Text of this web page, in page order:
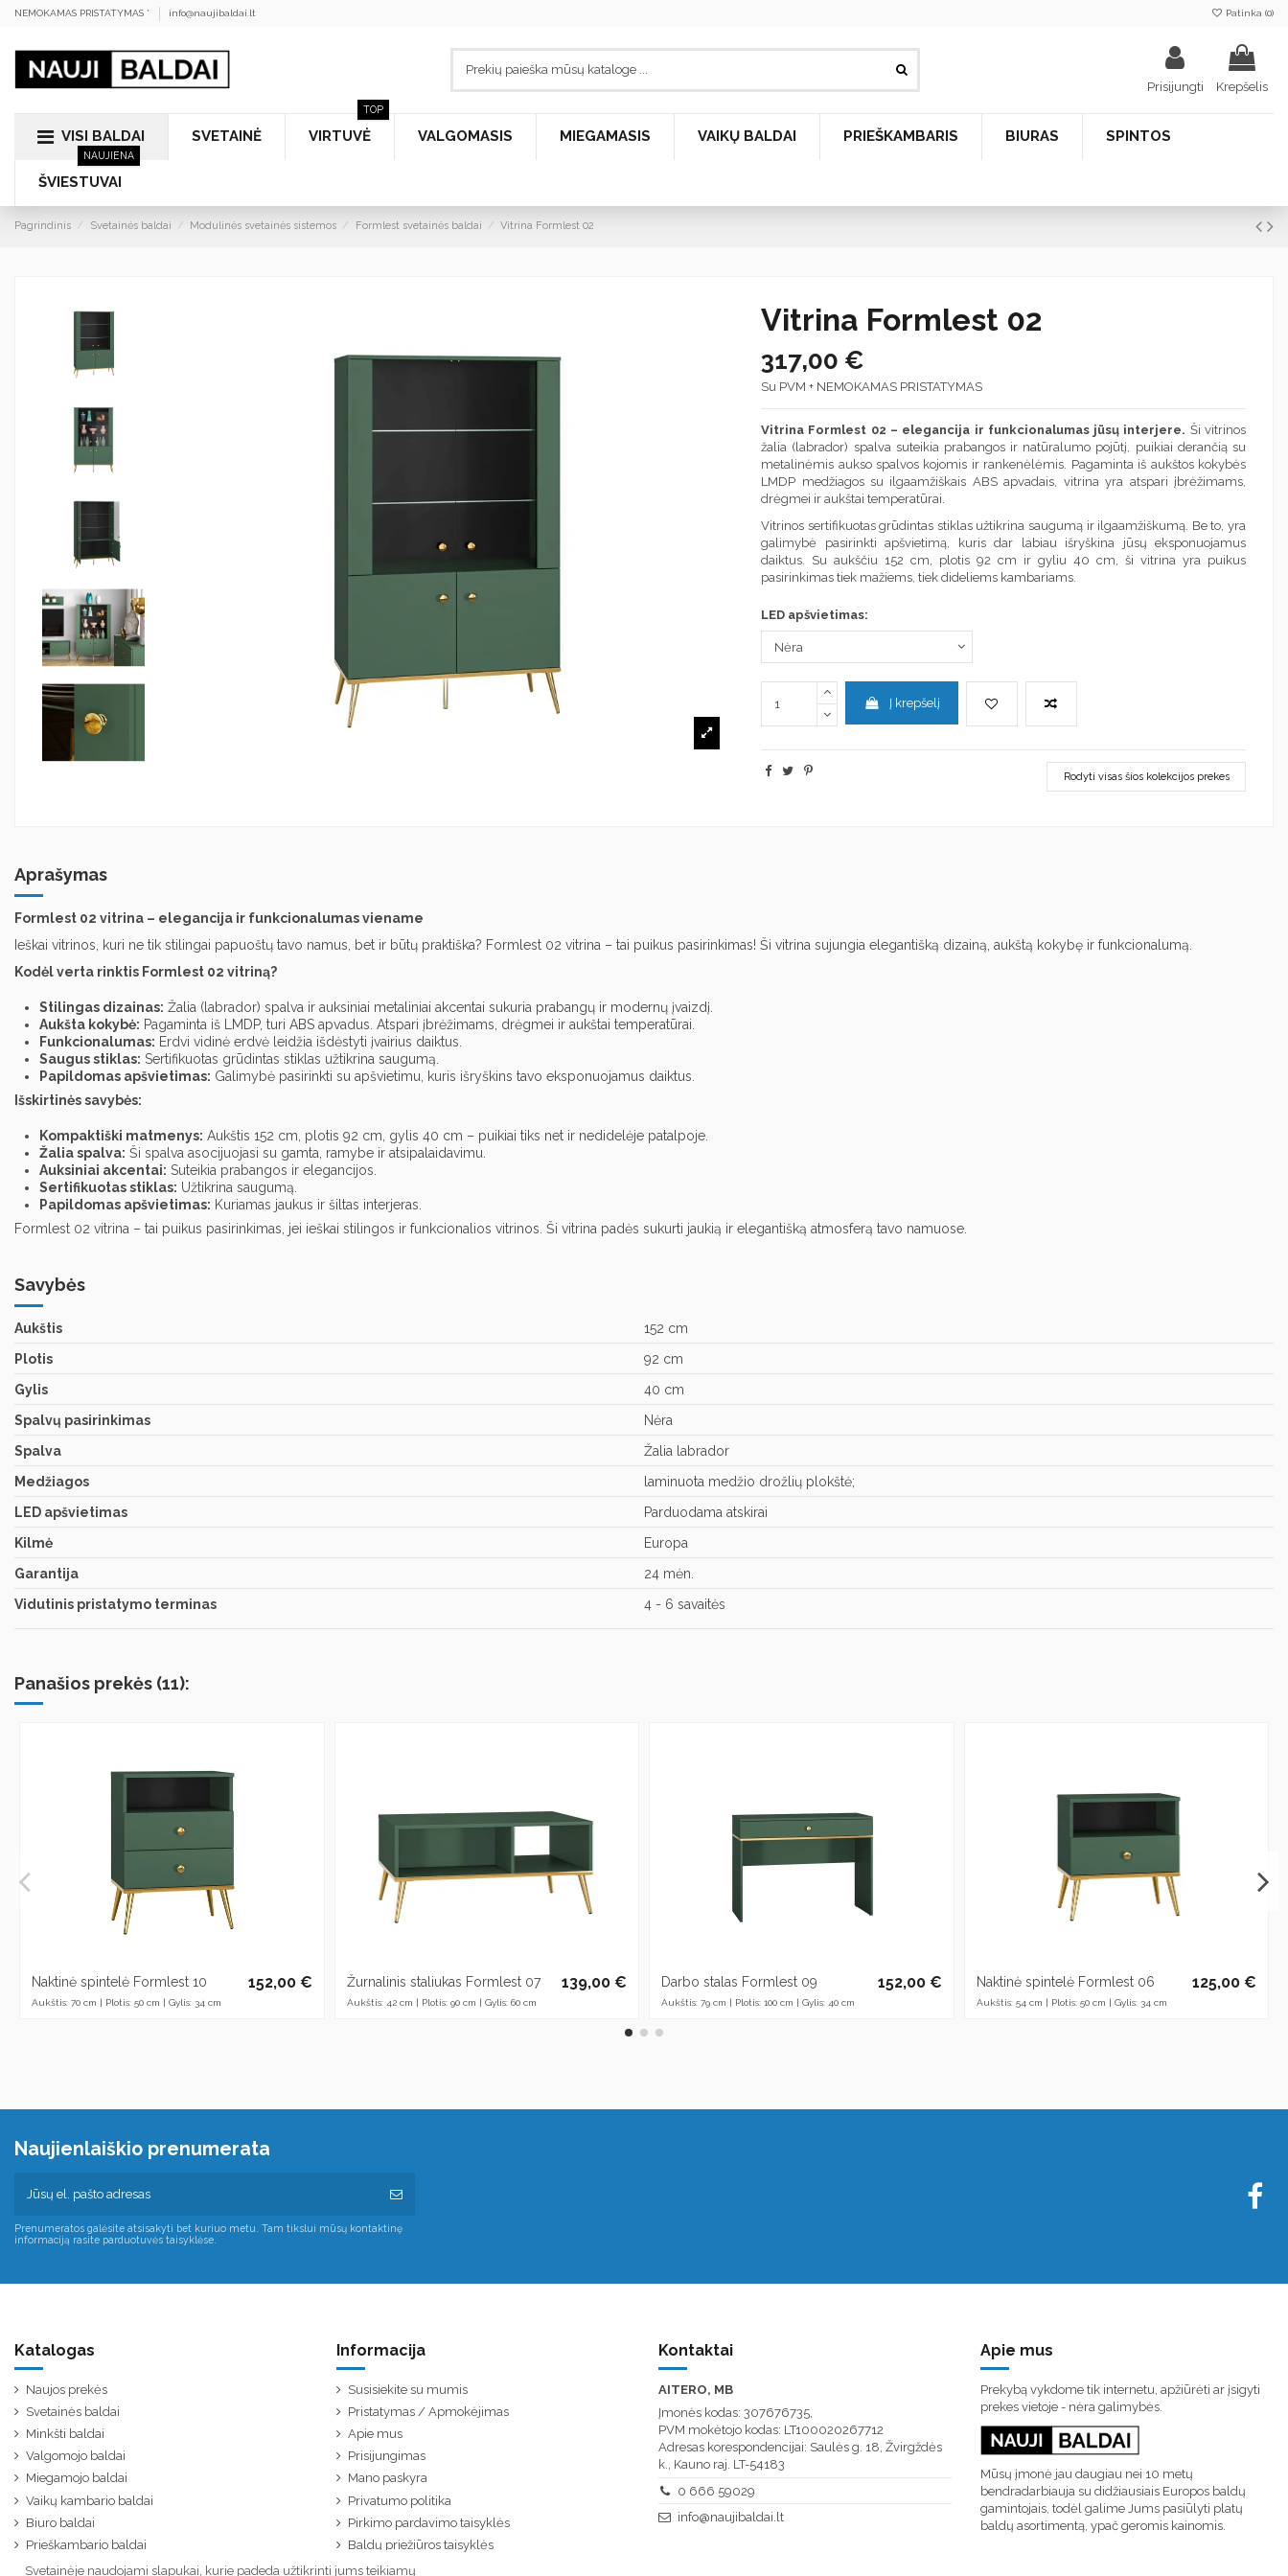
NEMOKAMAS PRISTATYMAS * info@naujibaldai.lt Patinka (0)
Prisijungti Krepšelis
VISI BALDAI SVETAINĖ VIRTUVĖ
TOP
VALGOMASIS MIEGAMASIS VAIKŲ BALDAI PRIEŠKAMBARIS BIURAS SPINTOS
ŠVIESTUVAI
NAUJIENA
Pagrindinis Svetainės baldai Modulinės svetainės sistemos Formlest svetainės baldai Vitrina Formlest 02
Vitrina Formlest 02
317,00 €
Su PVM + NEMOKAMAS PRISTATYMAS
Vitrina Formlest 02 – elegancija ir funkcionalumas jūsų interjere. Ši vitrinos
žalia (labrador) spalva suteikia prabangos ir natūralumo pojūtį, puikiai derančią su
metalinėmis aukso spalvos kojomis ir rankenėlėmis. Pagaminta iš aukštos kokybės
LMDP medžiagos su ilgaamžiškais ABS apvadais, vitrina yra atspari įbrėžimams,
drėgmei ir aukštai temperatūrai.
Vitrinos sertifikuotas grūdintas stiklas užtikrina saugumą ir ilgaamžiškumą. Be to, yra
galimybė pasirinkti apšvietimą, kuris dar labiau išryškina jūsų eksponuojamus
daiktus. Su aukščiu 152 cm, plotis 92 cm ir gyliu 40 cm, ši vitrina yra puikus
pasirinkimas tiek mažiems, tiek dideliems kambariams.
LED apšvietimas:
Į krepšelį
Rodyti visas šios kolekcijos prekes
Aprašymas
Formlest 02 vitrina – elegancija ir funkcionalumas viename
Ieškai vitrinos,
kuri ne tik stilingai papuoštų tavo namus, bet ir būtų praktiška? Formlest 02 vitrina – tai puikus pasirinkimas! Ši vitrina sujungia elegantišką dizainą, aukštą kokybę ir funkcionalumą.
Kodėl verta rinktis Formlest 02 vitriną?
Stilingas dizainas: Žalia (labrador) spalva ir auksiniai metaliniai akcentai sukuria prabangų ir modernų įvaizdį.
Aukšta kokybė: Pagaminta iš LMDP, turi ABS apvadus. Atspari įbrėžimams, drėgmei ir aukštai temperatūrai.
Funkcionalumas: Erdvi vidinė erdvė leidžia išdėstyti įvairius daiktus.
Saugus stiklas: Sertifikuotas grūdintas stiklas užtikrina saugumą.
Papildomas apšvietimas: Galimybė pasirinkti su apšvietimu,
kuris išryškins tavo eksponuojamus daiktus.
Išskirtinės savybės:
Kompaktiški matmenys: Aukštis 152 cm, plotis 92 cm, gylis 40 cm – puikiai tiks net ir nedidelėje patalpoje.
Žalia spalva: Ši spalva asocijuojasi su gamta, ramybe ir atsipalaidavimu.
Auksiniai akcentai: Suteikia prabangos ir elegancijos.
Sertifikuotas stiklas: Užtikrina saugumą.
Papildomas apšvietimas: Kuriamas jaukus ir šiltas interjeras.
Formlest 02 vitrina – tai puikus pasirinkimas, jei ieškai stilingos ir funkcionalios vitrinos. Ši vitrina padės sukurti jaukią ir elegantišką atmosferą tavo namuose.
Savybės
Aukštis
152 cm
Plotis
92 cm
Gylis
40 cm
Spalvų pasirinkimas
Nėra
Spalva
Žalia labrador
Medžiagos
laminuota medžio drožlių plokštė;
LED apšvietimas
Parduodama atskirai
Kilmė
Europa
Garantija
24 mėn.
Vidutinis pristatymo terminas
4 - 6 savaitės
Panašios prekės (11):
Naktinė spintelė Formlest 10
Aukštis: 70 cm | Plotis: 50 cm | Gylis: 34 cm
152,00 € Žurnalinis staliukas Formlest 07
Aukštis: 42 cm | Plotis: 90 cm | Gylis: 60 cm
139,00 € Darbo stalas Formlest 09
Aukštis: 79 cm | Plotis: 100 cm | Gylis: 40 cm
152,00 € Naktinė spintelė Formlest 06
Aukštis: 54 cm | Plotis: 50 cm | Gylis: 34 cm
125,00 €
Naujienlaiškio prenumerata
Prenumeratos galėsite atsisakyti bet kuriuo metu. Tam tikslui mūsų kontaktinę
informaciją rasite parduotuvės taisyklėse.
Katalogas
Naujos prekės
Svetainės baldai
Minkšti baldai
Valgomojo baldai
Miegamojo baldai
Vaikų kambario baldai
Biuro baldai
Prieškambario baldai
Informacija
Susisiekite su mumis
Pristatymas / Apmokėjimas
Apie mus
Prisijungimas
Mano paskyra
Privatumo politika
Pirkimo pardavimo taisyklės
Baldų priežiūros taisyklės
Kontaktai
AITERO, MB
Įmonės kodas: 307676735,
PVM mokėtojo kodas: LT100020267712
Adresas korespondencijai: Saulės g. 18, Žvirgždės
k., Kauno raj. LT-54183
0 666 59029
info@naujibaldai.lt
Apie mus
Prekybą vykdome tik internetu, apžiūrėti ar įsigyti
prekes vietoje - nėra galimybės.
Mūsų įmonė jau daugiau nei 10 metų
bendradarbiauja su didžiausiais Europos baldų
gamintojais, todėl galime Jums pasiūlyti platų
baldų asortimentą, ypač geromis kainomis.
Svetainėje naudojami slapukai, kurie padeda užtikrinti jums teikiamų